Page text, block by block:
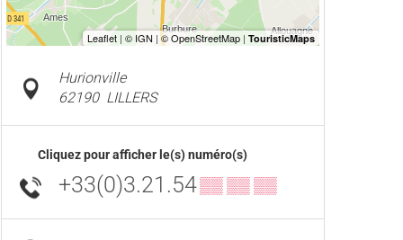
Hurionville
62190 LILLERS
Cliquez pour afficher le(s) numéro(s)
+33(0)3.21.54▒▒ ▒▒ ▒▒